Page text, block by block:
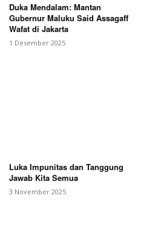
Duka Mendalam: Mantan
Gubernur Maluku Said Assagaff
Wafat di Jakarta
1 Desember 2025
Luka Impunitas dan Tanggung
Jawab Kita Semua
3 November 2025